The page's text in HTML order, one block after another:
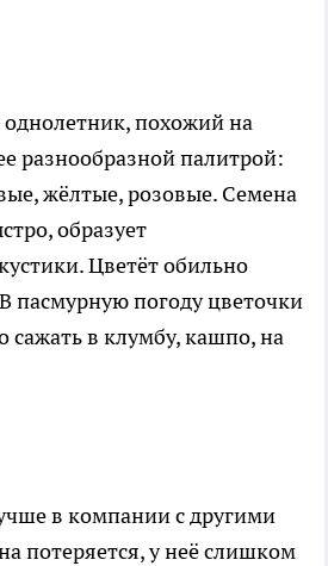
похожий на
разнообразной палитрой:
жёлтые, розовые. Семена
образует
Цветёт обильно
пасмурную погоду цветочки
в клумбу, кашпо, на
в компании с другими
потеряется, у неё слишком